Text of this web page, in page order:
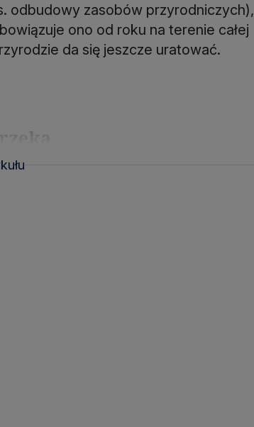
odbudowy zasobów przyrodniczych),
ono od roku na terenie całej
da się jeszcze uratować.